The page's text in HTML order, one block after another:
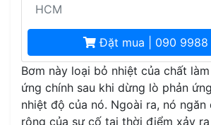
HCM
Đặt mua | 090 9988
Bơm này loại bỏ nhiệt của chất
ứng chính sau khi dừng lò phản
nhiệt độ của nó. Ngoài ra, nó ngăn
rộng của sự cố tại thời điểm xảy